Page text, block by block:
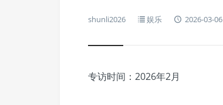
shunli2026 娱乐 2026-03-06
专访时间：2026年2月